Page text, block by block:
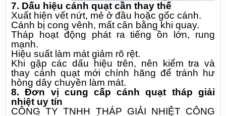
7. Dấu hiệu cánh quạt cần thay thế
Xuất hiện vết nứt, mẻ ở đầu hoặc gốc cánh.
Cánh bị cong vênh, mất cân bằng khi quay.
Tháp hoạt động phát ra tiếng ồn lớn, rung
mạnh.
Hiệu suất làm mát giảm rõ rệt.
Khi gặp các dấu hiệu trên, nên kiểm tra và
thay cánh quạt mới chính hãng để tránh hư
hỏng dây chuyền làm mát.
8. Đơn vị cung cấp cánh quạt tháp giải
nhiệt uy tín
CÔNG TY TNHH THÁP GIẢI NHIỆT CÔNG